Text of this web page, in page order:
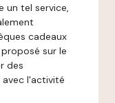
un tel service,
cadeaux
sur le
des
l'activité